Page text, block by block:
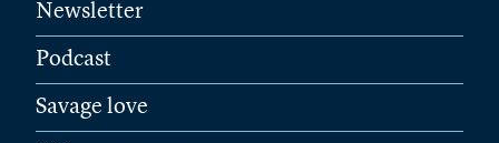
Newsletter
Podcast
Savage love